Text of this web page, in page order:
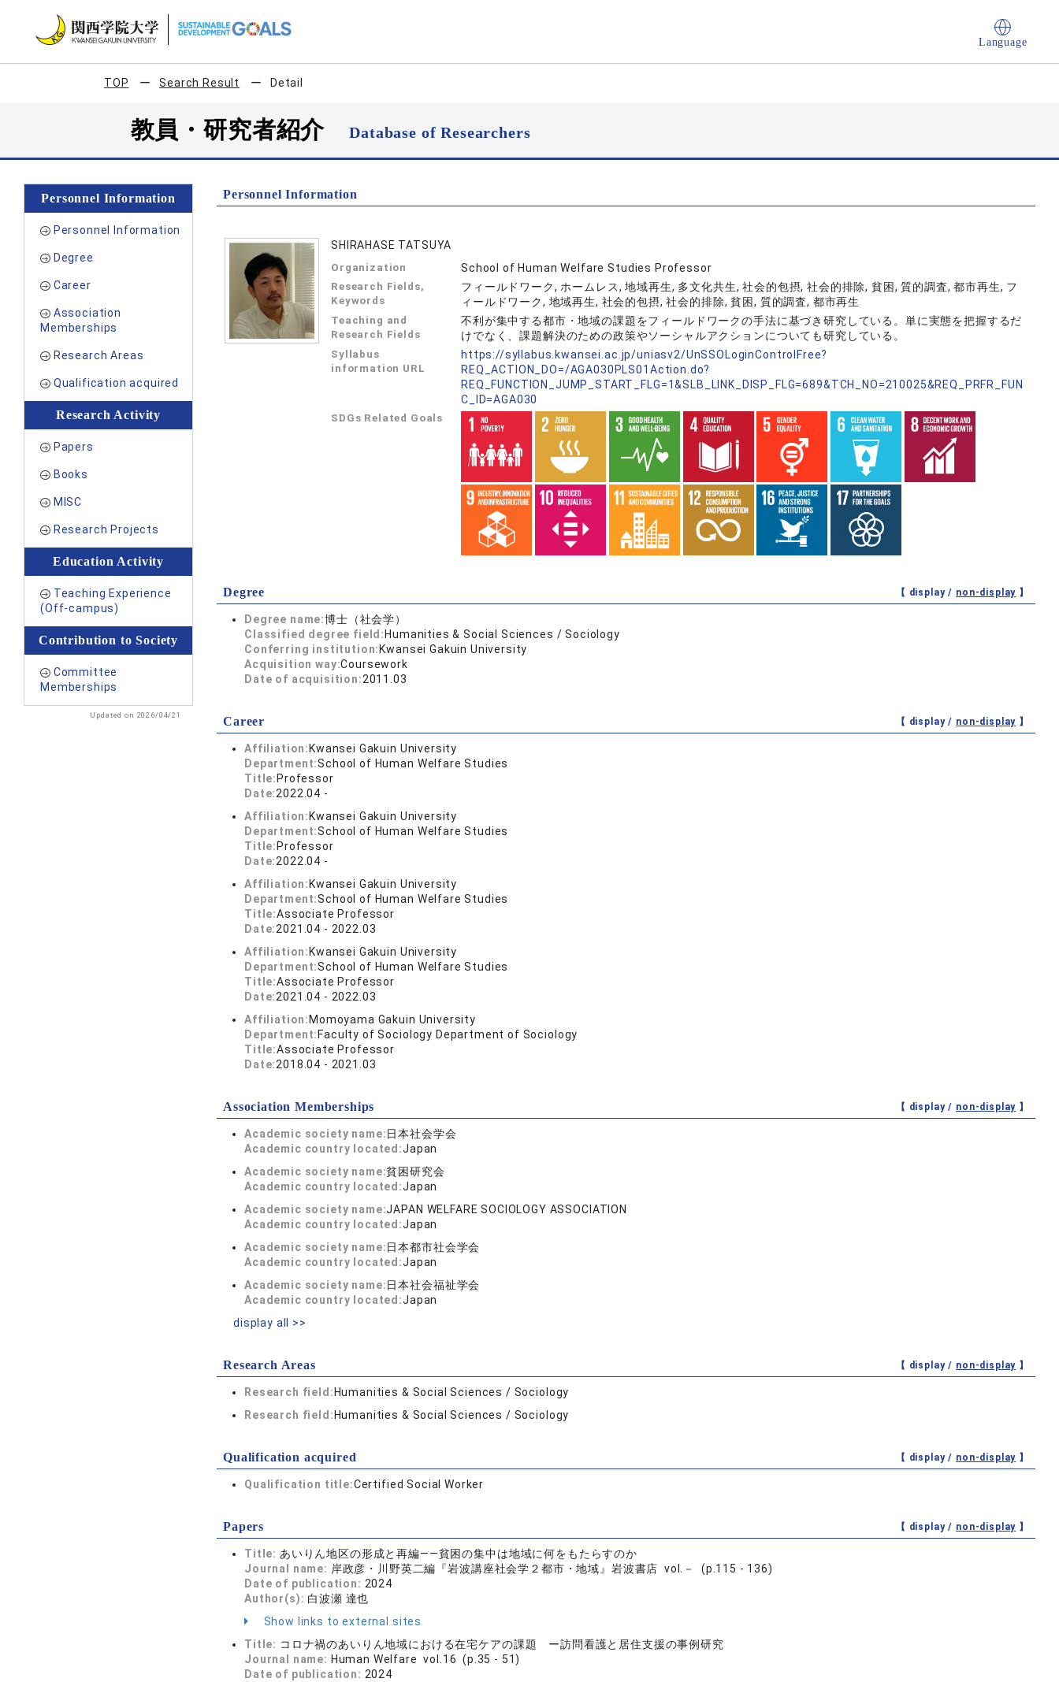
Language
TOP Search Result Detail
教員・研究者紹介Database of Researchers
Personnel Information
Personnel Information
Degree
Career
Association
Memberships
Research Areas
Qualification acquired
Research Activity
Papers
Books
MISC
Research Projects
Education Activity
Teaching Experience
(Off-campus)
Contribution to Society
Committee
Memberships
Updated on 2026/04/21
Personnel Information
SHIRAHASE TATSUYA
Organization School of Human Welfare Studies Professor
Research Fields,
Keywords
フィールドワーク, ホームレス, 地域再生, 多文化共生, 社会的包摂, 社会的排除, 貧困, 質的調査, 都市再生, フ
ィールドワーク, 地域再生, 社会的包摂, 社会的排除, 貧困, 質的調査, 都市再生
Teaching and
Research Fields
不利が集中する都市・地域の課題をフィールドワークの手法に基づき研究している。単に実態を把握するだ
けでなく、課題解決のための政策やソーシャルアクションについても研究している。
Syllabus
information URL
https://syllabus.kwansei.ac.jp/uniasv2/UnSSOLoginControlFree?
REQ_ACTION_DO=/AGA030PLS01Action.do?
REQ_FUNCTION_JUMP_START_FLG=1&SLB_LINK_DISP_FLG=689&TCH_NO=210025&REQ_PRFR_FUN
C_ID=AGA030
SDGs Related Goals
Degree 【 display / non-display 】
Degree name:博士（社会学）
Classified degree field: Humanities & Social Sciences / Sociology
Conferring institution: Kwansei Gakuin University
Acquisition way:Coursework
Date of acquisition:2011.03
Career 【 display / non-display 】
Affiliation: Kwansei Gakuin University
Department:School of Human Welfare Studies
Title: Professor
Date:2022.04 -
Affiliation: Kwansei Gakuin University
Department:School of Human Welfare Studies
Title: Professor
Date:2022.04 -
Affiliation: Kwansei Gakuin University
Department:School of Human Welfare Studies
Title:Associate Professor
Date:2021.04 - 2022.03
Affiliation: Kwansei Gakuin University
Department:School of Human Welfare Studies
Title:Associate Professor
Date:2021.04 - 2022.03
Affiliation: Momoyama Gakuin University
Department: Faculty of Sociology Department of Sociology
Title:Associate Professor
Date:2018.04 - 2021.03
Association Memberships 【 display / non-display 】
Academic society name:日本社会学会
Academic country located:Japan
Academic society name:貧困研究会
Academic country located:Japan
Academic society name:JAPAN WELFARE SOCIOLOGY ASSOCIATION
Academic country located:Japan
Academic society name:日本都市社会学会
Academic country located:Japan
Academic society name:日本社会福祉学会
Academic country located:Japan
display all >>
Research Areas 【 display / non-display 】
Research field: Humanities & Social Sciences / Sociology
Research field: Humanities & Social Sciences / Sociology
Qualification acquired 【 display / non-display 】
Qualification title:Certified Social Worker
Papers 【 display / non-display 】
Title: あいりん地区の形成と再編――貧困の集中は地域に何をもたらすのか
Journal name: 岸政彦・川野英二編『岩波講座社会学２都市・地域』岩波書店 vol.－ (p.115 - 136)
Date of publication: 2024
Author(s): 白波瀬 達也
Show links to external sites
Title: コロナ禍のあいりん地域における在宅ケアの課題 ー訪問看護と居住支援の事例研究
Journal name: Human Welfare vol.16 (p.35 - 51)
Date of publication: 2024